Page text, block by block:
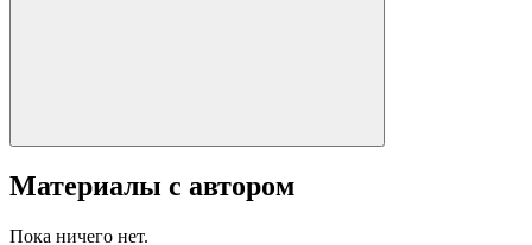
Материалы с автором
Пока ничего нет.